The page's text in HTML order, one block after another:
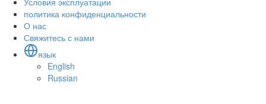
политика конфиденциальности
О нас
Свяжитесь с нами
язык
English
Russian